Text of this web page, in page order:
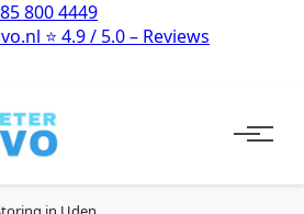
800 4449
⭐ 4.9 / 5.0 – Reviews